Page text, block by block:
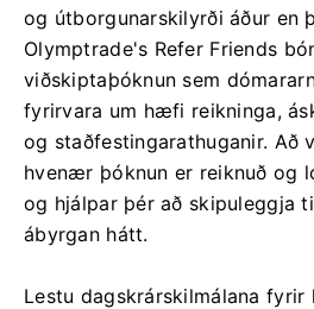
og útborgunarskilyrði áður en
Olymptrade's Refer Friends
viðskiptaþóknun sem
fyrirvara um hæfi reikninga,
og staðfestingarathuganir. Að
hvenær þóknun er reiknuð og
og hjálpar þér að skipuleggja
ábyrgan hátt.
Lestu dagskrárskilmálana fyrir